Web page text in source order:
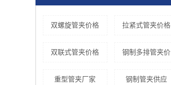
双螺旋管夹价格 拉紧式管夹价格
双联式管夹价格 钢制多排管夹价
重型管夹厂家 钢制管夹供应